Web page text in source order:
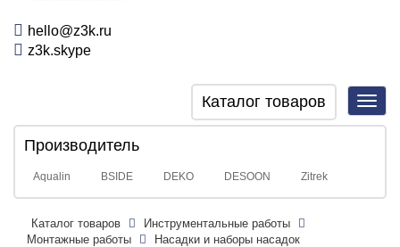
hello@z3k.ru
z3k.skype
Каталог товаров
Производитель
Aqualin BSIDE DEKO DESOON Zitrek
Каталог товаров
Инструментальные работы
Монтажные работы
Насадки и наборы насадок